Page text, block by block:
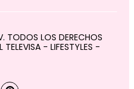
TODOS LOS DERECHOS
- LIFESTYLES -